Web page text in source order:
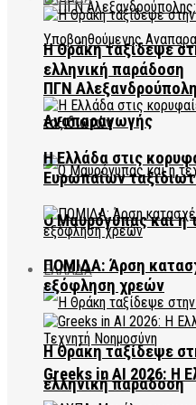
ΠΓΝ
Αναπαραγωγής
Ο Μαυρόγυπας και η
ΕΛΛΑΔΑ
Η Θράκη ταξίδεψε
ελληνική παράδοση
Η Θράκη ταξίδεψε
ελληνική παράδοση
Η Ελλάδα στις
Ευρωπαίων
ΠΟΜΙΔΑ: Άρση
εξόφληση χρεών
Greeks in AI 2026: Η